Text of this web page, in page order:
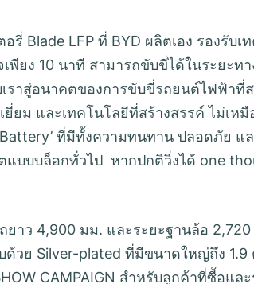
รี่ Blade LFP ที่ BYD ผลิตเอง รองรับเ
พียง 10 นาที สามารถขับขี่ได้ในระยะทา
าสู่อนาคตของการขับขี่รถยนต์ไฟฟ้าที่
ม และเทคโนโลยีที่สร้างสรรค์ ไม่เหมื
ที่มีทั้งความทนทาน ปลอดภัย แ
แบบบล็อกทั่วไป หากปกติวิ่งได้ one
าว 4,900 มม. และระยะฐานล้อ
วย Silver-plated ที่มีขนาดใหญ่ถึง 1.9
CAMPAIGN สำหรับลูกค้าที่ซื้อแล